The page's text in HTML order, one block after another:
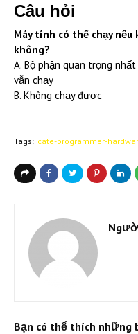
Câu hỏi
Máy tính có thể chạy nếu
không?
A. Bộ phận quan trọng nhất
vẫn chạy
B. Không chạy được
Tags: cate-programmer-
Bạn có thể thích những